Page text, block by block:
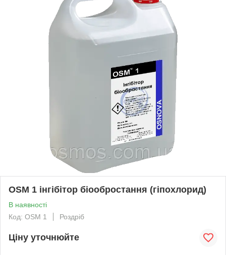
OSM 1 інгібітор біообростання (гіпохлорид)
В наявності
Код: OSM 1
Роздріб
Ціну уточнюйте